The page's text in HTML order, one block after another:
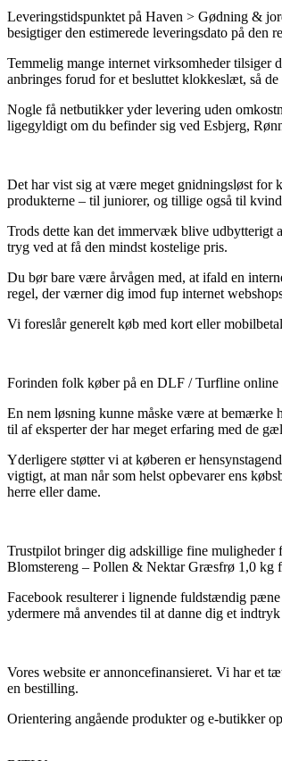
Leveringstidspunktet på Haven > Gødning &
besigtiger den estimerede leveringsdato på den
Temmelig mange internet virksomheder
anbringes forud for et besluttet klokkeslæt, så
Nogle få netbutikker yder levering uden
ligegyldigt om du befinder sig ved Esbjerg,
Det har vist sig at være meget gnidningsløst for
produkterne – til juniorer, og tillige også til
Trods dette kan det immervæk blive udbytterigt
tryg ved at få den mindst kostelige pris.
Du bør bare være årvågen med, at ifald en
regel, der værner dig imod fup internet
Vi foreslår generelt køb med kort eller
Forinden folk køber på en DLF / Turfline online
En nem løsning kunne måske være at bemærke
til af eksperter der har meget erfaring med de
Yderligere støtter vi at køberen er
vigtigt, at man når som helst opbevarer ens
herre eller dame.
Trustpilot bringer dig adskillige fine muligheder
Blomstereng – Pollen & Nektar Græsfrø 1,0 kg
Facebook resulterer i lignende fuldstændig
ydermere må anvendes til at danne dig et
Vores website er annoncefinansieret. Vi har et
en bestilling.
Orientering angående produkter og e-butikker